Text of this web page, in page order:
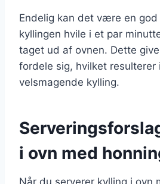
Endelig kan det være en
kyllingen hvile i et par
taget ud af ovnen. Dette
fordele sig, hvilket resulterer
velsmagende kylling.
i ovn med
Når du serverer kylling i ovn